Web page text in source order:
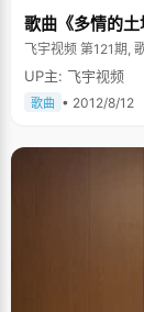
歌曲《多情的
飞宇视频 第121期,
UP主: 飞宇视频
歌曲 • 2012/8/12